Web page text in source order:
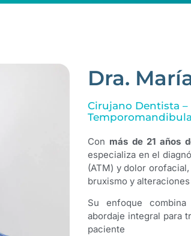
Dra.
Cirujano Dentista
Con más de 21 años
especializa en el
(ATM) y dolor
bruxismo y
Su enfoque
abordaje integral para
paciente